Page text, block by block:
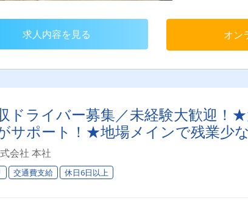
より変更する場合
求人内容を見る オン
ドライバー募集／未経験大歓迎！
サポート！★地場メインで残業少
会社 本社
交通費支給 休日6日以上